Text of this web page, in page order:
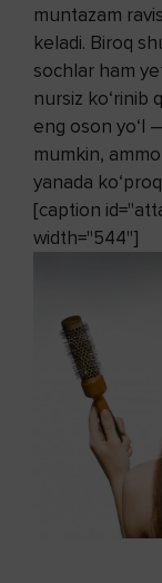
muntazam
keladi. Biroq
sochlar ham
nursiz ko‘rinib
eng oson yo‘l
mumkin,
yanada
[caption
width="544"]